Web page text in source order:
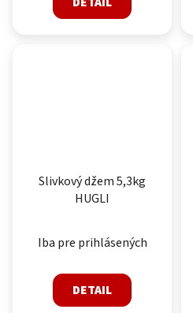
Slivkový džem 5,3kg
HUGLI
Iba pre prihlásených
DETAIL